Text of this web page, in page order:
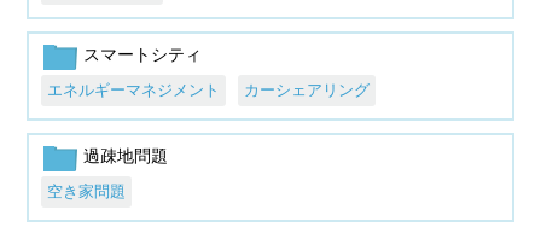
スマートシティ
エネルギーマネジメント カーシェアリング
過疎地問題
空き家問題